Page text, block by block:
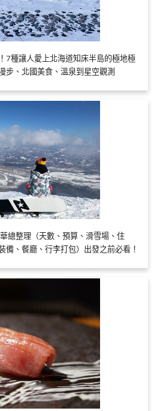
7種讓人愛上北海道知床半島的極地極
步、北國美食、溫泉到星空觀測
總整理（天數、預算、滑雪場、住
備、餐廳、行李打包）出發之前必看！